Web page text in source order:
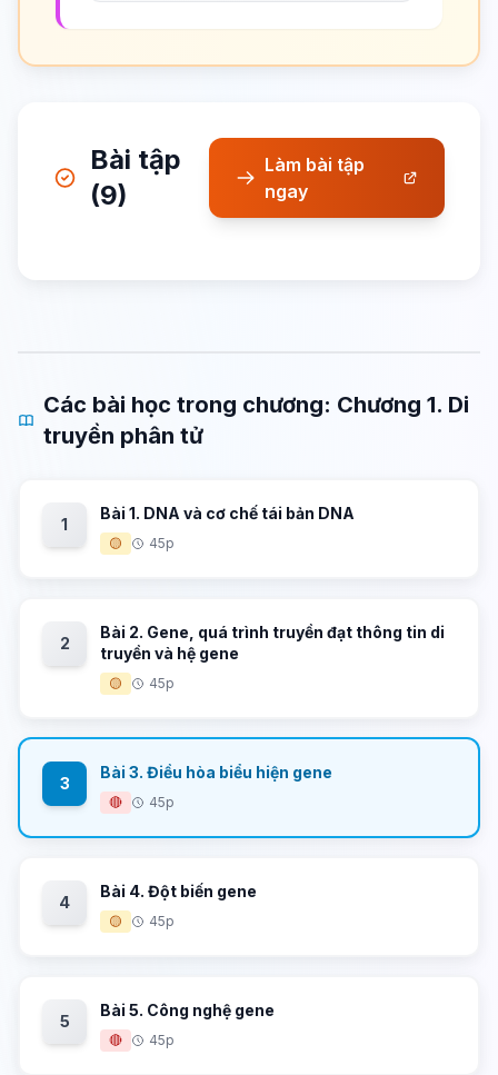
Bài tập
(9)
Làm bài tập
ngay
Các bài học trong chương: Chương 1. Di
truyền phân tử
1
Bài 1. DNA và cơ chế tái bản DNA
🟡 45p
2
Bài 2. Gene, quá trình truyền đạt thông tin di
truyền và hệ gene
🟡 45p
3
Bài 3. Điều hòa biểu hiện gene
🔴 45p
4
Bài 4. Đột biến gene
🟡 45p
5
Bài 5. Công nghệ gene
🔴 45p